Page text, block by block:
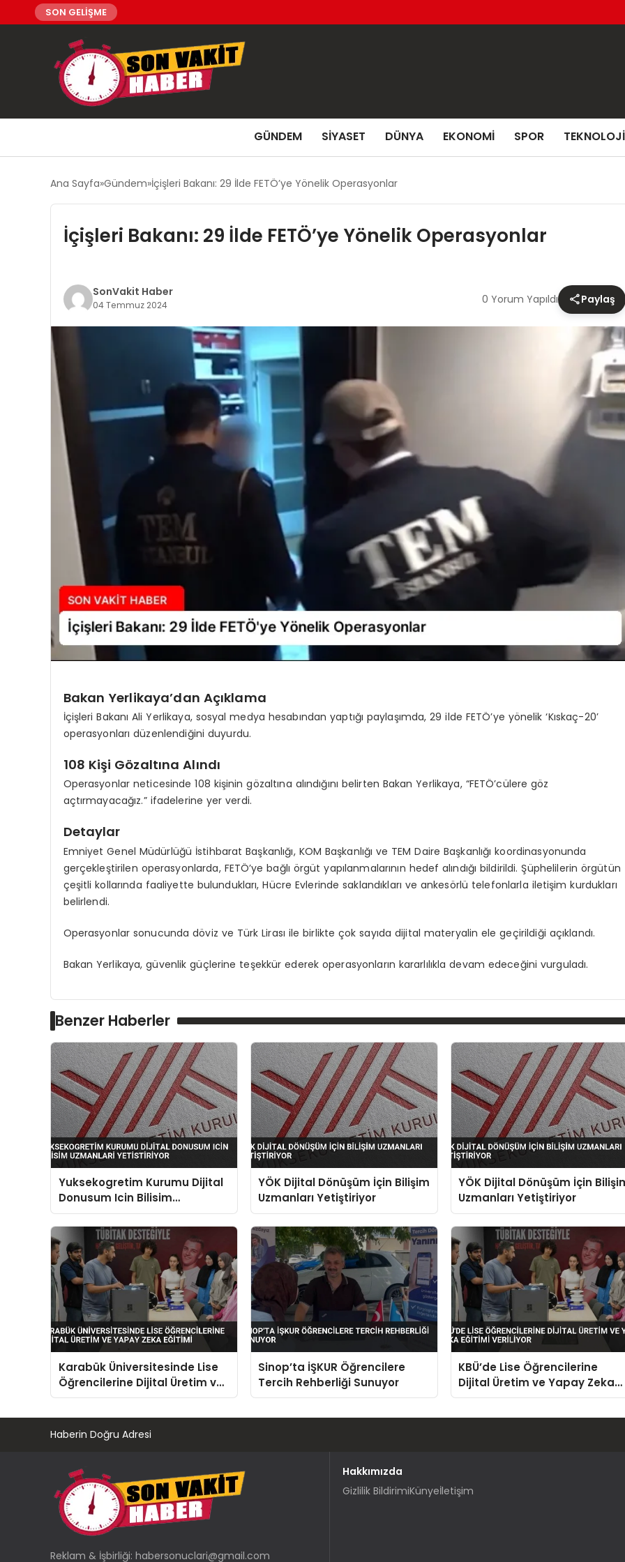
SON GELİŞME
GÜNDEM SIYASET DÜNYA EKONOMI SPOR TEKNOLOJI
Ana Sayfa Gündem İçişleri Bakanı: 29 İlde FETÖ’ye Yönelik Operasyonlar
İçişleri Bakanı: 29 İlde FETÖ’ye Yönelik Operasyonlar
SonVakit Haber
04 Temmuz 2024 0 Yorum Yapıldı Paylaş
Bakan Yerlikaya’dan Açıklama
İçişleri Bakanı Ali Yerlikaya, sosyal medya hesabından yaptığı paylaşımda, 29 ilde FETÖ’ye yönelik ‘Kıskaç-20’
operasyonları düzenlendiğini duyurdu.
108 Kişi Gözaltına Alındı
Operasyonlar neticesinde 108 kişinin gözaltına alındığını belirten Bakan Yerlikaya, “FETÖ’cülere göz
açtırmayacağız.” ifadelerine yer verdi.
Detaylar
Emniyet Genel Müdürlüğü İstihbarat Başkanlığı, KOM Başkanlığı ve TEM Daire Başkanlığı koordinasyonunda
gerçekleştirilen operasyonlarda, FETÖ’ye bağlı örgüt yapılanmalarının hedef alındığı bildirildi. Şüphelilerin örgütün
çeşitli kollarında faaliyette bulundukları, Hücre Evlerinde saklandıkları ve ankesörlü telefonlarla iletişim kurdukları
belirlendi.
Operasyonlar sonucunda döviz ve Türk Lirası ile birlikte çok sayıda dijital materyalin ele geçirildiği açıklandı.
Bakan Yerlikaya, güvenlik güçlerine teşekkür ederek operasyonların kararlılıkla devam edeceğini vurguladı.
Benzer Haberler
Yuksekogretim Kurumu Dijital
Donusum Icin Bilisim
Uzmanlari Yetistiriyor
YÖK Dijital Dönüşüm İçin Bilişim
Uzmanları Yetiştiriyor
YÖK Dijital Dönüşüm İçin
Uzmanları Yetiştiriyor
Karabük Üniversitesinde Lise
Öğrencilerine Dijital Üretim ve
Yapay Zeka Eğitimi
Sinop’ta İŞKUR Öğrencilere
Tercih Rehberliği Sunuyor
KBÜ’de Lise Öğrencilerine
Dijital Üretim ve Yapay Zeka
Eğitimi Veriliyor
Haberin Doğru Adresi
Reklam & İşbirliği: habersonuclari@gmail.com
Hakkımızda
Gizlilik BildirimiKünyeİletişim